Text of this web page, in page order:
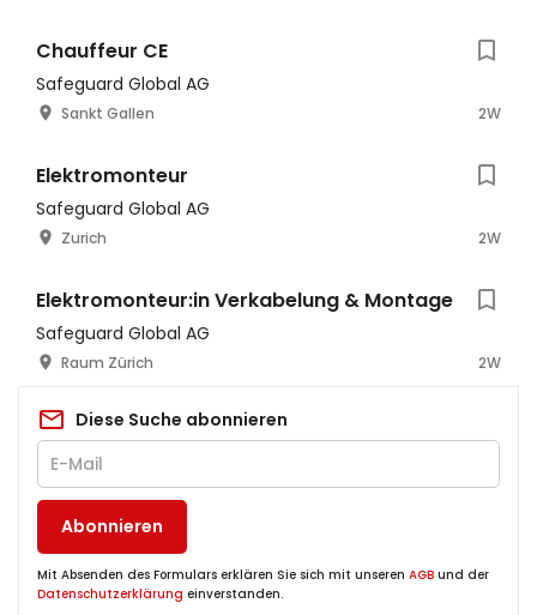
Chauffeur CE
Safeguard Global AG
Sankt Gallen 2W
Elektromonteur
Safeguard Global AG
Zurich 2W
Elektromonteur:in Verkabelung & Montage
Safeguard Global AG
Raum Zürich 2W
Diese Suche abonnieren
Abonnieren
Mit Absenden des Formulars erklären Sie sich mit unseren AGB und der
Datenschutzerklärung einverstanden.